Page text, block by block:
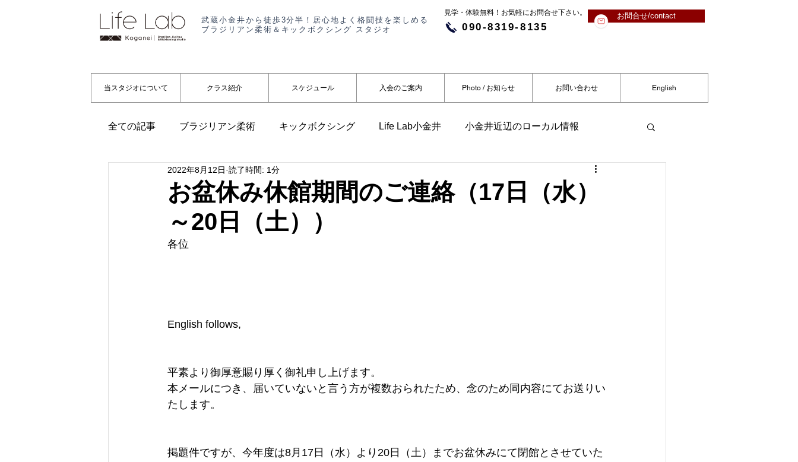
武蔵小金井から徒歩3分半！居心地よく格闘技を楽しめる
ブラジリアン柔術＆キックボクシング スタジオ
090-8319-8135
お問合せ/contact
​​見学・体験無料！お気軽にお問合せ下さい。
当スタジオについて クラス紹介 スケジュール 入会のご案内 Photo / お知らせ お問い合わせ English
全ての記事 ブラジリアン柔術 キックボクシング Life Lab小金井 小金井近辺のローカル情報
代表コラム 起業 お知らせ
お盆休み休館期間のご連絡（17日（水）
～20日（土））
2022年8月12日 読了時間: 1分
各位
English follows,
平素より御厚意賜り厚く御礼申し上げます。
本メールにつき、届いていないと言う方が複数おられたため、念のため同内容にてお送りい
たします。
掲題件ですが、今年度は8月17日（水）より20日（土）までお盆休みにて閉館とさせていた